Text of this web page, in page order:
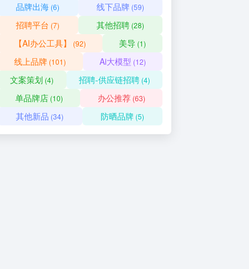
品牌出海 (6) 线下品牌 (59)
招聘平台 (7) 其他招聘(28)
【AI办公工具】 (92) 美导 (1)
线上品牌 (101) Ai大模型 (12)
文案策划 (4) 招聘-供应链招聘(4)
单品牌店(10) 办公推荐(63)
其他新品 (34) 防晒品牌(5)